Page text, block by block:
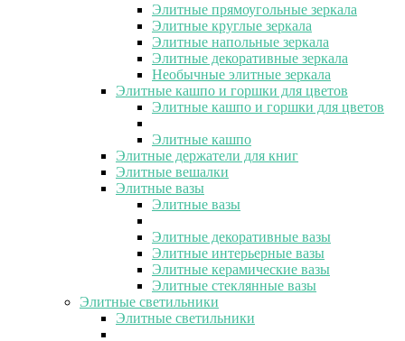
Элитные прямоугольные зеркала
Элитные круглые зеркала
Элитные напольные зеркала
Элитные декоративные зеркала
Необычные элитные зеркала
Элитные кашпо и горшки для цветов
Элитные кашпо и горшки для цветов
Элитные кашпо
Элитные держатели для книг
Элитные вешалки
Элитные вазы
Элитные вазы
Элитные декоративные вазы
Элитные интерьерные вазы
Элитные керамические вазы
Элитные стеклянные вазы
Элитные светильники
Элитные светильники